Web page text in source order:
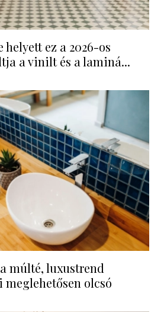
helyett ez a 2026-os
a vinilt és a laminá...
múlté, luxustrend
olcsó